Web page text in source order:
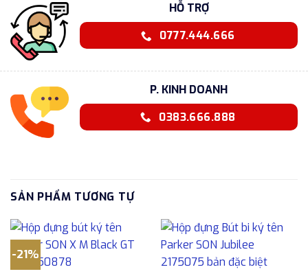
HỖ TRỢ
0777.444.666
P. KINH DOANH
0383.666.888
SẢN PHẨM TƯƠNG TỰ
-21%